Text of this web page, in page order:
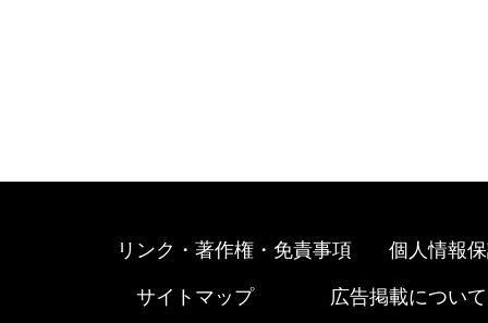
リンク・著作権・免責事項 個人情報
サイトマップ 広告掲載について